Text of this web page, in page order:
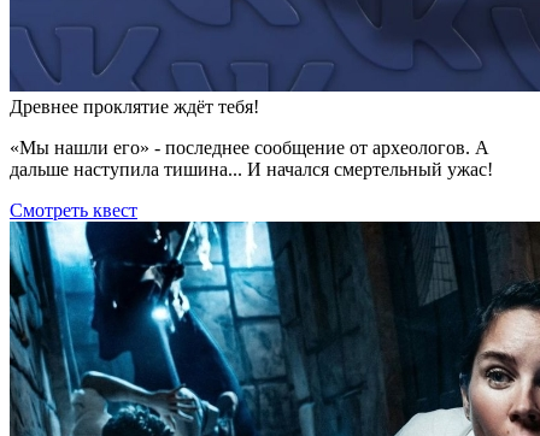
Древнее проклятие ждёт тебя!
«Мы нашли его» - последнее сообщение от археологов. А
дальше наступила тишина... И начался смертельный ужас!
Смотреть квест